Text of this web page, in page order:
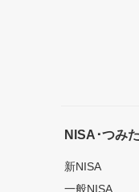
NISA･つみ
新NISA
一般NISA